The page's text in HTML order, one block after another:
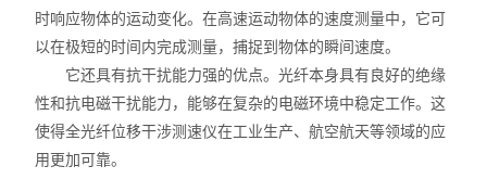
时响应物体的运动变化。在高速运动物体的速度测量中，它可
以在极短的时间内完成测量，捕捉到物体的瞬间速度。
它还具有抗干扰能力强的优点。光纤本身具有良好的绝缘
性和抗电磁干扰能力，能够在复杂的电磁环境中稳定工作。这
使得全光纤位移干涉测速仪在工业生产、航空航天等领域的应
用更加可靠。